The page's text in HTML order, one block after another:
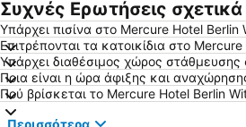
Συχνές Ερωτήσεις
Υπάρχει πισίνα στο Mercure Hotel
Επιτρέπονται τα κατοικίδια στο
Υπάρχει διαθέσιμος χώρος
Ποια είναι η ώρα άφιξης και
Πού βρίσκεται το Mercure Hotel Berlin
Περισσότερα